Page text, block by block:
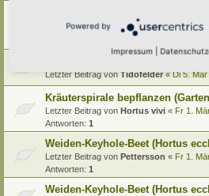
Bergermann)
Tidofelder
Letzter Beitrag von Tidofelder« Di 5.
Kräuterspirale bepflanzen
Letzter Beitrag von Hortus vivi « Fr 1.
Antworten: 1
Weiden-Keyhole-Beet (Hortus
Letzter Beitrag von Pettersson « Fr 1.
Antworten: 1
Weiden-Keyhole-Beet (Hortus
Powered by
Impressum